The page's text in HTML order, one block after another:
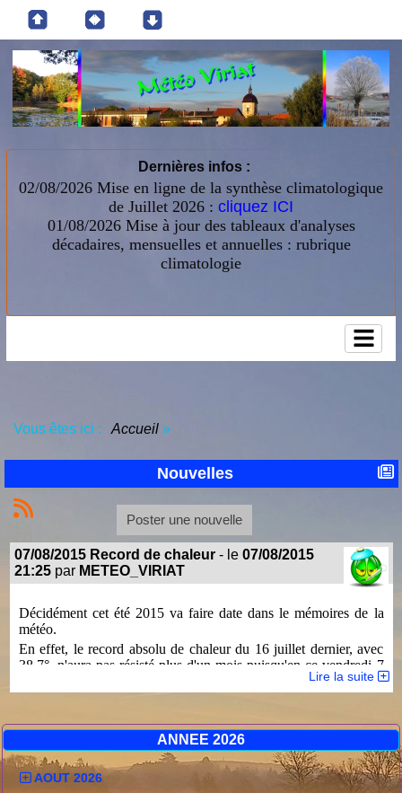
Dernières infos :
02/08/2026 Mise en ligne de la synthèse climatologique
de Juillet 2026 : cliquez ICI
01/08/2026 Mise à jour des tableaux d'analyses
décadaires, mensuelles et annuelles : rubrique
climatologie
ANNEE 2026
AOUT 2026
Vous êtes ici : Accueil »
Nouvelles
Poster une nouvelle
07/08/2015 Record de chaleur - le 07/08/2015
21:25par METEO_VIRIAT
Décidément cet été 2015 va faire date dans le mémoires de la
météo.
En effet, le record absolu de chaleur du 16 juillet dernier, avec
38.7°, n'aura pas résisté plus d'un mois puisqu'en ce vendredi 7
été enregistré à Viriat.
Des pluies orageuses sont annoncées pour demain, espérons que
Viriat ne passe pas une nouvelle fois à côté!
Lire la suite